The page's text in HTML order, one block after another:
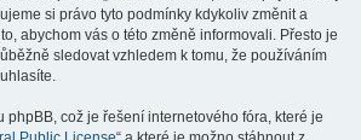
si právo tyto podmínky kdykoliv změnit a
abychom vás o této změně informovali. Přesto je
sledovat vzhledem k tomu, že používáním
phpBB, což je řešení internetového fóra, které je